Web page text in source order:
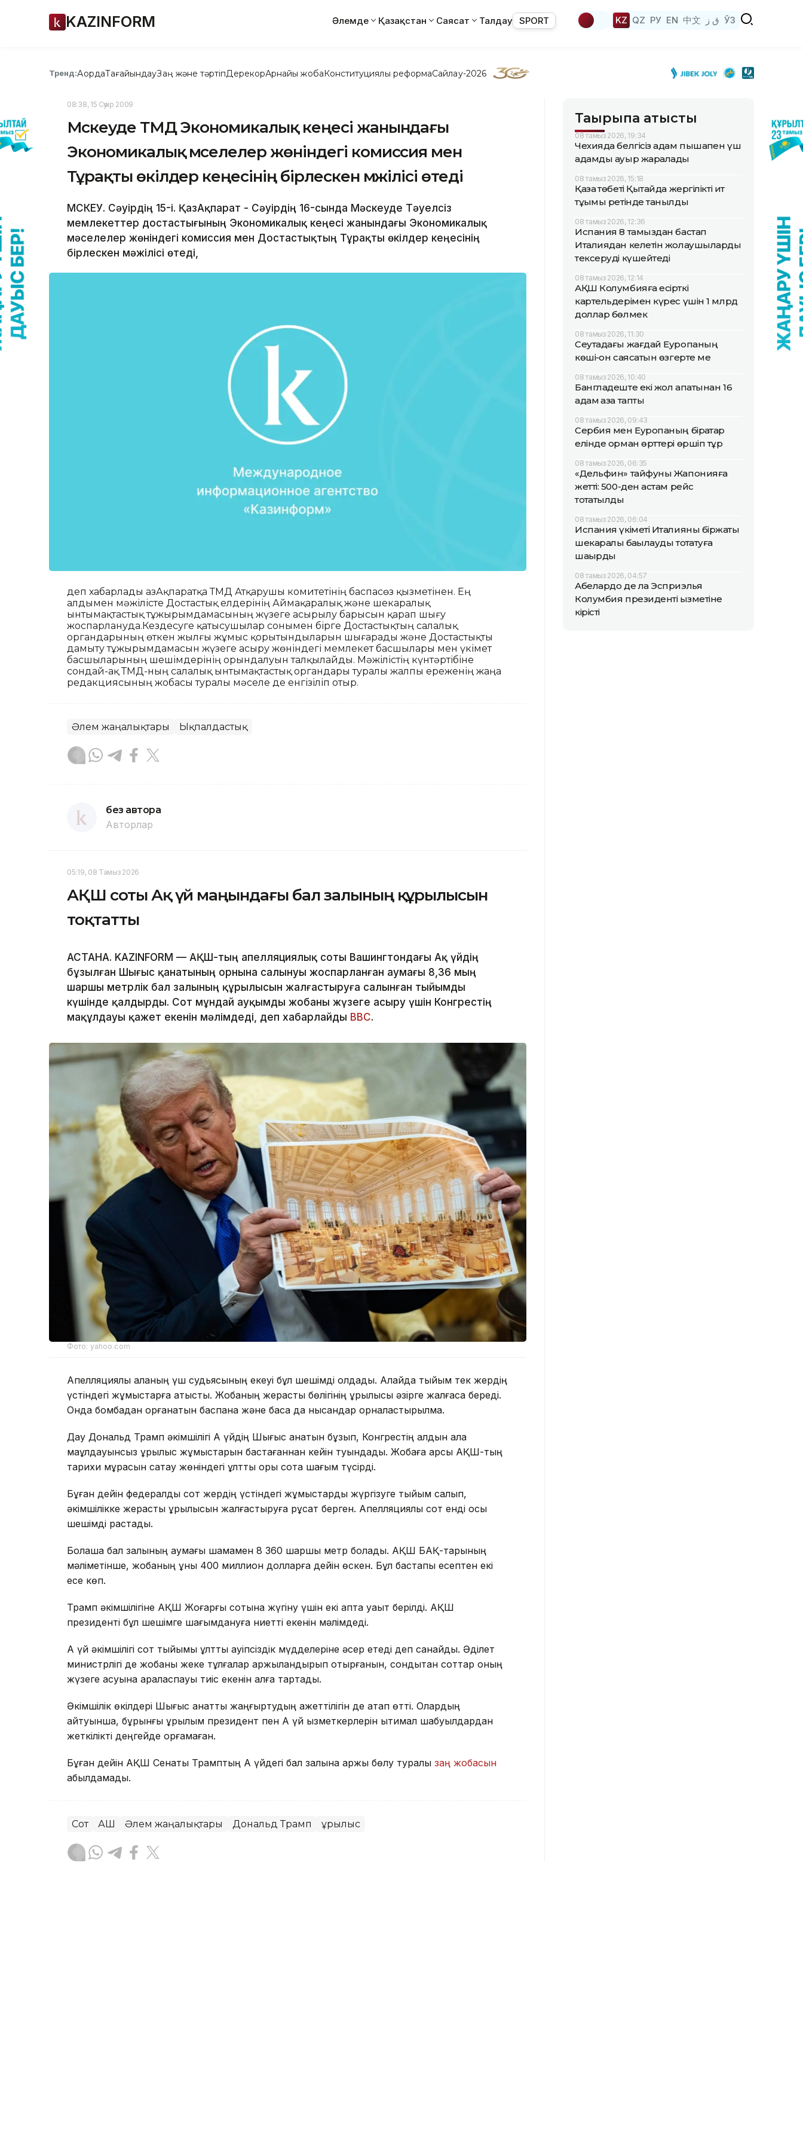
KAZINFORM Әлемде Қазақстан Саясат Талдау SPORT KZ QZ РУ EN 中文 ق ز ЎЗ
Тренд:АқордаТағайындауЗаң және тәртіпДерекқорАрнайы жобаКонституциялық реформаСайлау-2026
08:38, 15 Сәуір 2009
Мәскеуде ТМД Экономикалық кеңесі жанындағы
Экономикалық мәселелер жөніндегі комиссия мен
Тұрақты өкілдер кеңесінің бірлескен мәжілісі өтеді
МӘСКЕУ. Сәуірдің 15-і. ҚазАқпарат - Сәуірдің 16-сында Мәскеуде Тәуелсіз
мемлекеттер достастығының Экономикалық кеңесі жанындағы Экономикалық
мәселелер жөніндегі комиссия мен Достастықтың Тұрақты өкілдер кеңесінің
бірлескен мәжілісі өтеді,
деп хабарлады ҚазАқпаратқа ТМД Атқарушы комитетінің баспасөз қызметінен. Ең
алдымен мәжілісте Достастық елдерінің Аймақаралық және шекаралық
ынтымақтастық тұжырымдамасының жүзеге асырылу барысын қарап шығу
жоспарлануда.Кездесуге қатысушылар сонымен бірге Достастықтың салалық
органдарының өткен жылғы жұмыс қорытындыларын шығарады және Достастықты
дамыту тұжырымдамасын жүзеге асыру жөніндегі мемлекет басшылары мен үкімет
басшыларының шешімдерінің орындалуын талқылайды. Мәжілістің күнтәртібіне
сондай-ақ ТМД-ның салалық ынтымақтастық органдары туралы жалпы ереженің жаңа
редакциясының жобасы туралы мәселе де енгізіліп отыр.
Әлем жаңалықтары Ықпалдастық
без автора
Авторлар
05:19, 08 Тамыз 2026
АҚШ соты Ақ үй маңындағы бал залының құрылысын
тоқтатты
АСТАНА. KAZINFORM — АҚШ-тың апелляциялық соты Вашингтондағы Ақ үйдің
бұзылған Шығыс қанатының орнына салынуы жоспарланған аумағы 8,36 мың
шаршы метрлік бал залының құрылысын жалғастыруға салынған тыйымды
күшінде қалдырды. Сот мұндай ауқымды жобаны жүзеге асыру үшін Конгрестің
мақұлдауы қажет екенін мәлімдеді, деп хабарлайды BBC.
Фото: yahoo.com
Апелляциялық алқаның үш судьясының екеуі бұл шешімді қолдады. Алайда тыйым тек жердің
үстіндегі жұмыстарға қатысты. Жобаның жерасты бөлігінің құрылысы әзірге жалғаса береді.
Онда бомбадан қорғанатын баспана және басқа да нысандар орналастырылмақ.
Дау Дональд Трамп әкімшілігі Ақ үйдің Шығыс қанатын бұзып, Конгрестің алдын ала
мақұлдауынсыз құрылыс жұмыстарын бастағаннан кейін туындады. Жобаға қарсы АҚШ-тың
тарихи мұрасын сақтау жөніндегі ұлттық қоры сотқа шағым түсірді.
Бұған дейін федералдық сот жердің үстіндегі жұмыстарды жүргізуге тыйым салып,
әкімшілікке жерасты құрылысын жалғастыруға рұқсат берген. Апелляциялық сот енді осы
шешімді растады.
Болашақ бал залының аумағы шамамен 8 360 шаршы метр болады. АҚШ БАҚ-тарының
мәліметінше, жобаның құны 400 миллион долларға дейін өскен. Бұл бастапқы есептен екі
есе көп.
Трамп әкімшілігіне АҚШ Жоғарғы сотына жүгіну үшін екі апта уақыт берілді. АҚШ
президенті бұл шешімге шағымдануға ниетті екенін мәлімдеді.
Ақ үй әкімшілігі сот тыйымы ұлттық қауіпсіздік мүдделеріне әсер етеді деп санайды. Әділет
министрлігі де жобаны жеке тұлғалар қаржыландырып отырғанын, сондықтан соттар оның
жүзеге асуына араласпауы тиіс екенін алға тартады.
Әкімшілік өкілдері Шығыс қанатты жаңғыртудың қажеттілігін де атап өтті. Олардың
айтуынша, бұрынғы құрылым президент пен Ақ үй қызметкерлерін ықтимал шабуылдардан
жеткілікті деңгейде қорғамаған.
Бұған дейін АҚШ Сенаты Трамптың Ақ үйдегі бал залына қаржы бөлу туралы заң жобасын
қабылдамады.
Сот АҚШ Әлем жаңалықтары Дональд Трамп Құрылыс
Тақырыпқа қатысты
08 тамыз 2026, 19:34
Чехияда белгісіз адам пышақпен үш
адамды ауыр жаралады
08 тамыз 2026, 15:18
Қазақ төбеті Қытайда жергілікті ит
тұқымы ретінде танылды
08 тамыз 2026, 12:36
Испания 8 тамыздан бастап
Италиядан келетін жолаушыларды
тексеруді күшейтеді
08 тамыз 2026, 12:14
АҚШ Колумбияға есірткі
картельдерімен күрес үшін 1 млрд
доллар бөлмек
08 тамыз 2026, 11:30
Сеутадағы жағдай Еуропаның
көші-қон саясатын өзгерте ме
08 тамыз 2026, 10:40
Бангладеште екі жол апатынан 16
адам қаза тапты
08 тамыз 2026, 09:43
Сербия мен Еуропаның бірқатар
елінде орман өрттері өршіп тұр
08 тамыз 2026, 06:35
«Дельфин» тайфуны Жапонияға
жетті: 500-ден астам рейс
тоқтатылды
08 тамыз 2026, 06:04
Испания үкіметі Италияны біржақты
шекаралық бақылауды тоқтатуға
шақырды
08 тамыз 2026, 04:57
Абелардо де ла Эсприэлья
Колумбия президенті қызметіне
кірісті